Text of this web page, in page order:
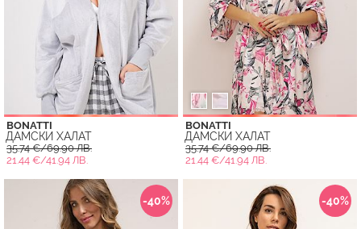
BONATTI
ДАМСКИ ХАЛАТ
35.74 €/69.90 ЛВ.
21.44 €/41.94 ЛВ.
BONATTI
ДАМСКИ ХАЛАТ
35.74 €/69.90 ЛВ.
21.44 €/41.94 ЛВ.
-40% -40%